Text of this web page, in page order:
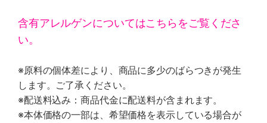
含有アレルゲンについてはこちらをご覧くださ
い。
※原料の個体差により、商品に多少のばらつきが発生
します。ご了承ください。
※配送料込み：商品代金に配送料が含まれます。
※本体価格の一部は、希望価格を表示している場合が